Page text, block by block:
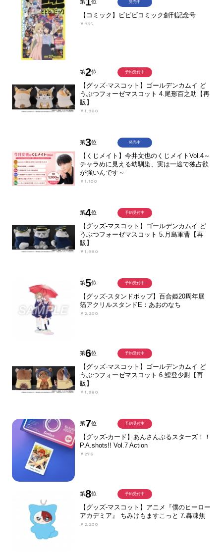
第 位
【コミック】ビビビコミック創刊記念号
￥935
発売中
第2位
【グッズ-マスコット】ゴールデンカムイ ど
うぶつフォーゼマスコット 4.尾形百之助【再
販】
￥1,980
予約受付中
第3位
【くじメイト】今井文也のくじメイトVol.4～
チャラめに見える幼馴染、実は一途で独占欲
が強いんです～
￥1,100
発売中
第4位
【グッズ-マスコット】ゴールデンカムイ ど
うぶつフォーゼマスコット 5.月島軍曹【再
販】
￥1,980
予約受付中
第5位
【グッズ-スタンドポップ】百合姫20周年展
箔アクリルスタンドE：あおのなち
￥2,200
予約受付中
第6位
【グッズ-マスコット】ゴールデンカムイ ど
うぶつフォーゼマスコット 6.鯉登少尉【再
販】
￥1,980
予約受付中
第7位
【グッズ-カード】あんさんぶるスターズ！！
P.A.shots!! Vol.7 Action
￥275
予約受付中
第8位
【グッズ-マスコット】アニメ『僕のヒーロー
アカデミア』 ちみけもますこっと 7.轟凍焦
￥2,200
予約受付中